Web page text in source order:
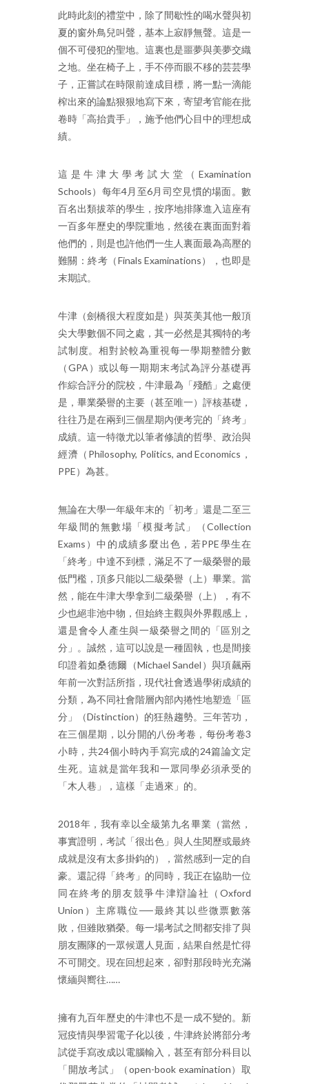
此時此刻的禮堂中，除了間歇性的喝水聲與初
夏的窗外鳥兒叫聲，基本上寂靜無聲。這是一
個不可侵犯的聖地。這裏也是噩夢與美夢交織
之地。坐在椅子上，手不停而眼不移的芸芸學
子，正嘗試在時限前達成目標，將一點一滴能
榨出來的論點狠狠地寫下來，寄望考官能在批
卷時「高抬貴手」，施予他們心目中的理想成
績。
這是牛津大學考試大堂（Examination
Schools）每年4月至6月司空見慣的場面。數
百名出類拔萃的學生，按序地排隊進入這座有
一百多年歷史的學院重地，然後在裏面面對着
他們的，則是也許他們一生人裏面最為高壓的
難關：終考（Finals Examinations），也即是
末期試。
牛津（劍橋很大程度如是）與英美其他一般頂
尖大學數個不同之處，其一必然是其獨特的考
試制度。相對於較為重視每一學期整體分數
（GPA）或以每一期期末考試為評分基礎再
作綜合評分的院校，牛津最為「殘酷」之處便
是，畢業榮譽的主要（甚至唯一）評核基礎，
往往乃是在兩到三個星期內便考完的「終考」
成績。這一特徵尤以筆者修讀的哲學、政治與
經濟（Philosophy, Politics, and Economics，
PPE）為甚。
無論在大學一年級年末的「初考」還是二至三
年級間的無數場「模擬考試」（Collection
Exams）中的成績多麼出色，若PPE學生在
「終考」中達不到標，滿足不了一級榮譽的最
低門檻，頂多只能以二級榮譽（上）畢業。當
然，能在牛津大學拿到二級榮譽（上），有不
少也絕非池中物，但始終主觀與外界觀感上，
還是會令人產生與一級榮譽之間的「區別之
分」。誠然，這可以說是一種固執，也是間接
印證着如桑德爾（Michael Sandel）與項飆兩
年前一次對話所指，現代社會透過學術成績的
分類，為不同社會階層內部內捲性地塑造「區
分」（Distinction）的狂熱趨勢。三年苦功，
在三個星期，以分開的八份考卷，每份考卷3
小時，共24個小時內手寫完成的24篇論文定
生死。這就是當年我和一眾同學必須承受的
「木人巷」，這樣「走過來」的。
2018年，我有幸以全級第九名畢業（當然，
事實證明，考試「很出色」與人生閱歷或最終
成就是沒有太多掛鈎的），當然感到一定的自
豪。還記得「終考」的同時，我正在協助一位
同在終考的朋友競爭牛津辯論社（Oxford
Union）主席職位──最終其以些微票數落
敗，但雖敗猶榮。每一場考試之間都安排了與
朋友團隊的一眾候選人見面，結果自然是忙得
不可開交。現在回想起來，卻對那段時光充滿
懷緬與嚮往……
擁有九百年歷史的牛津也不是一成不變的。新
冠疫情與學習電子化以後，牛津終於將部分考
試從手寫改成以電腦輸入，甚至有部分科目以
「開放考試」（open-book examination）取